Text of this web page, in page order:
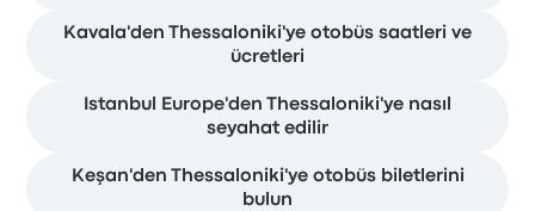
Kavala'den Thessaloniki'ye otobüs saatleri ve
ücretleri
Istanbul Europe'den Thessaloniki'ye nasıl
seyahat edilir
Keşan'den Thessaloniki'ye otobüs biletlerini
bulun